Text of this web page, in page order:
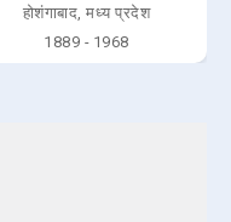
होशंगाबाद, मध्य प्रदेश
1889 - 1968